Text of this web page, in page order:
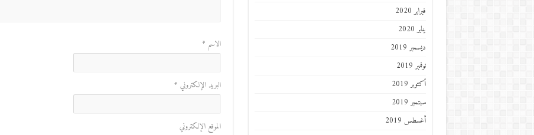
الاسم *
البريد الإلكتروني *
الموقع الإلكتروني
فبراير 2020
يناير 2020
ديسمبر 2019
نوفمبر 2019
أكتوبر 2019
سبتمبر 2019
أغسطس 2019